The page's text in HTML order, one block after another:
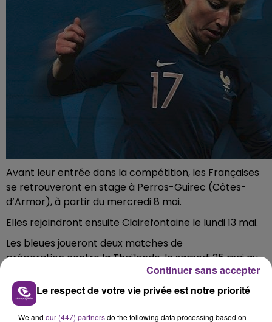
Avant leur entrée dans la compétition, les Françaises
se retrouveront en stage à Perros-Guirec (Côtes-
d’Armor), à partir du mercredi 8 mai.
Elles rejoindront ensuite Clairefontaine le lundi 13 mai.
Les bleues joueront deux matches de
préparation contre la Thaïlande, le samedi 25 mai au
stade de la Source d’Orléans, et face à la Chine, le
vendredi 31 mai au stade Dominique-Duvauchelle de
Créteil.
Le respect de votre vie privée est notre priorité
We and our (447) partnersdo the following data processing based on
Continuer sans accepter